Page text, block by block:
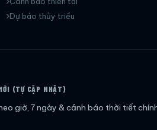
Dự báo thủy triều
(TỰ CẬP NHẬT)
giờ, 7 ngày & cảnh báo thời tiết